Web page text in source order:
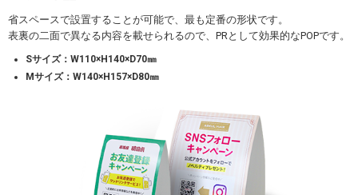
省スペースで設置することが可能で、最も定番の形状です。
表裏の二面で異なる内容を載せられるので、PRとして効果的なPOPです。
Sサイズ：W110×H140×D70㎜
Mサイズ：W140×H157×D80㎜